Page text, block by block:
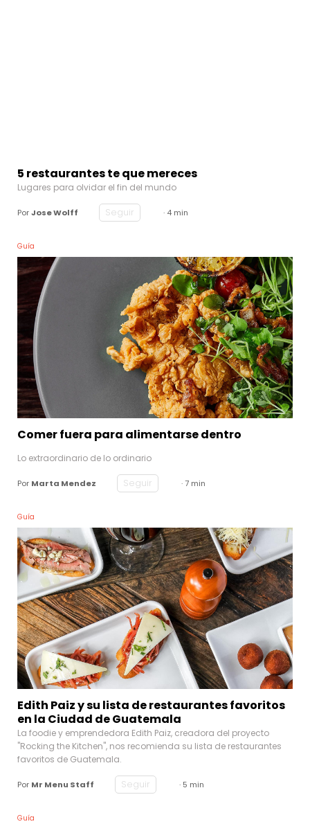
5 restaurantes te que mereces
Lugares para olvidar el fin del mundo
PorJose Wolff Seguir · 4 min
Guía
Comer fuera para alimentarse dentro
Lo extraordinario de lo ordinario
Por Marta Mendez Seguir · 7 min
Guía
Edith Paiz y su lista de restaurantes favoritos
en la Ciudad de Guatemala
La foodie y emprendedora Edith Paiz, creadora del proyecto
"Rocking the Kitchen", nos recomienda su lista de restaurantes
favoritos de Guatemala.
Por Mr Menu Staff Seguir · 5 min
Guía